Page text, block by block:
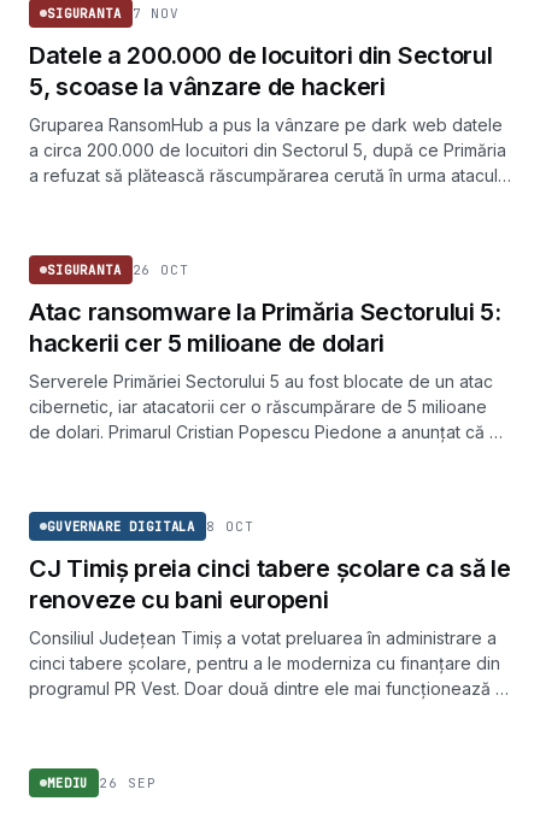
SIGURANTA 7 NOV
Datele a 200.000 de locuitori din Sectorul
5, scoase la vânzare de hackeri
Gruparea RansomHub a pus la vânzare pe dark web datele
a circa 200.000 de locuitori din Sectorul 5, după ce Primăria
a refuzat să plătească răscumpărarea cerută în urma atacului
SIGURANTA 26 OCT
Atac ransomware la Primăria Sectorului 5:
hackerii cer 5 milioane de dolari
Serverele Primăriei Sectorului 5 au fost blocate de un atac
cibernetic, iar atacatorii cer o răscumpărare de 5 milioane
de dolari. Primarul Cristian Popescu Piedone a anunțat că nu
GUVERNARE DIGITALA 8 OCT
CJ Timiș preia cinci tabere școlare ca să le
renoveze cu bani europeni
Consiliul Județean Timiș a votat preluarea în administrare a
cinci tabere școlare, pentru a le moderniza cu finanțare din
programul PR Vest. Doar două dintre ele mai funcționează în
MEDIU 26 SEP